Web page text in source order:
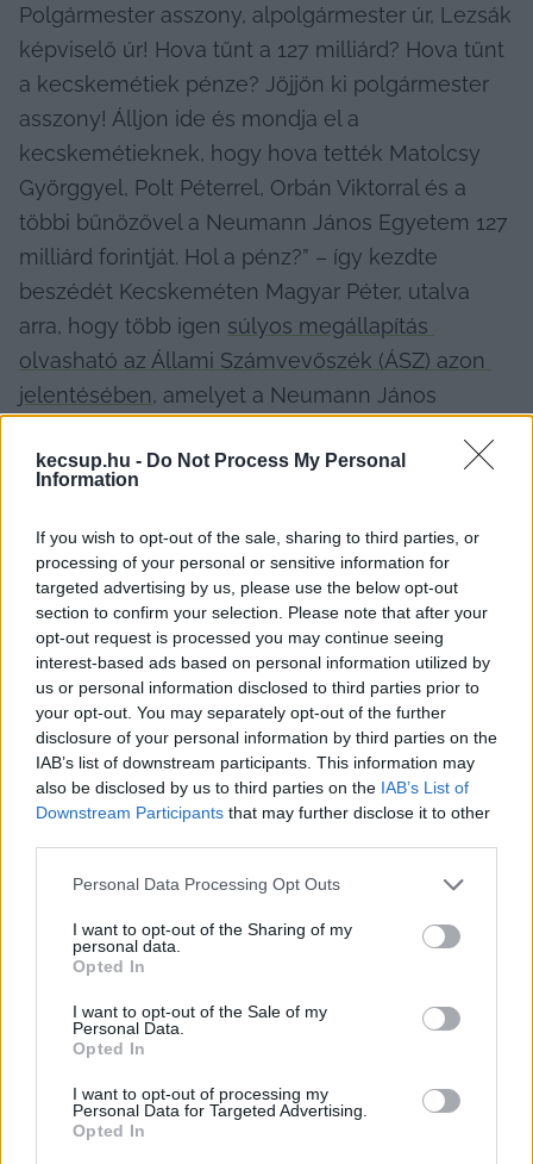
kecsup.hu - Do Not Process My Personal
Information
If you wish to opt-out of the sale, sharing to third parties, or
processing of your personal or sensitive information for
targeted advertising by us, please use the below opt-out
section to confirm your selection. Please note that after your
opt-out request is processed you may continue seeing
interest-based ads based on personal information utilized by
us or personal information disclosed to third parties prior to
your opt-out. You may separately opt-out of the further
disclosure of your personal information by third parties on the
IAB’s list of downstream participants. This information may
also be disclosed by us to third parties on the IAB’s List of
Downstream Participants that may further disclose it to other
Please note that this website/app uses one or more Google
not limited to your visit or usage behaviour. You may click to
grant or deny consent to Google and its third-party tags to
use your data for below specified purposes in below Google
consent section.
Personal Data Processing Opt Outs
I want to opt-out of the Sharing of my
personal data.
Opted In
I want to opt-out of the Sale of my
Personal Data.
Opted In
I want to opt-out of processing my
Personal Data for Targeted Advertising.
Opted In
Polgármester asszony, alpolgármester úr, Lezsák
képviselő úr! Hova tűnt a 127 milliárd? Hova tűnt
a kecskemétiek pénze? Jöjjön ki polgármester
asszony! Álljon ide és mondja el a
kecskemétieknek, hogy hova tették Matolcsy
Györggyel, Polt Péterrel, Orbán Viktorral és a
többi bűnözővel a Neumann János Egyetem 127
milliárd forintját. Hol a pénz?” – így kezdte
beszédét Kecskeméten Magyar Péter, utalva
arra, hogy több igen súlyos megállapítás
olvasható az Állami Számvevőszék (ÁSZ) azon
jelentésében, amelyet a Neumann János
időszakának ellenőrzése kapcsán készítettek.
országjárása alkalmával Kecskemét főterén
mondott beszédet, amit a KecsUP Hírek élőben
is közvetített, majd interjút készített a Tisza Párt
elnökével.
Szabad Pécs: L. Simon László rettenetesen mély
árkok betemetéséről beszélt